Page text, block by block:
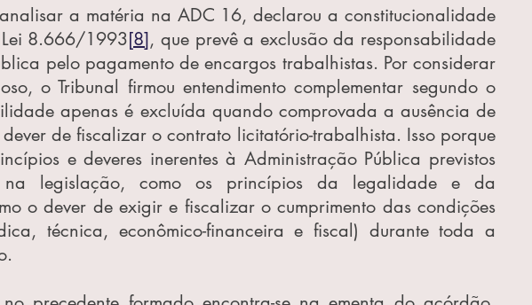
a matéria na ADC 16, declarou a constitucionalidade
8.666/1993[8], que prevê a exclusão da responsabilidade
pelo pagamento de encargos trabalhistas. Por considerar
o Tribunal firmou entendimento complementar segundo o
apenas é excluída quando comprovada a ausência de
de fiscalizar o contrato licitatório-trabalhista. Isso porque
e deveres inerentes à Administração Pública previstos
legislação, como os princípios da legalidade e da
o dever de exigir e fiscalizar o cumprimento das condições
técnica, econômico-financeira e fiscal) durante toda a